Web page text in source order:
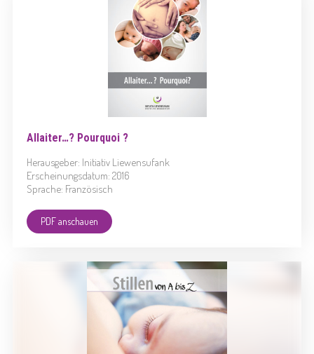
Allaiter…? Pourquoi ?
Herausgeber: Initiativ Liewensufank
Erscheinungsdatum: 2016
Sprache: Französisch
PDF anschauen